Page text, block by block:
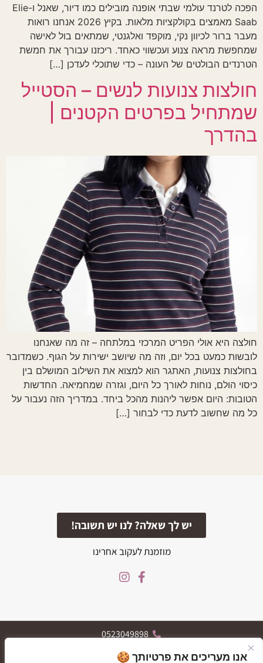
אנו מעריכים את פרטיותך 🍪
הפכה לטרנד עולמי שבתי אופנה מובילים כמו דיור, שאנל ו-Elie
Saab מאמצים בקולקציות מלאות. בקיץ 2026 אנחנו רואות
מעבר ברור לכיוון נקי, מוקפד ואלגנטי, שמתאים בול לאישה
שמחפשת מראה צנוע ועכשווי כאחד. ריכזנו עבורך את חמשת
הטרנדים הבולטים של העונה – כדי שתוכלי לעדכן […]
חולצות צנועות לנשים – הסטייל
שמתחיל בפרטים הקטנים |
בהדרך
חולצה היא אולי הפריט המרכזי במלתחה – זה מה שאנחנו
לובשות כמעט בכל יום, וזה מה שיושב ישירות על הגוף. כשמדובר
בחולצות צנועות, האתגר הוא למצוא את השילוב המושלם בין
כיסוי הולם, נוחות לאורך כל היום, וגזרה שמחמיאה. החדשות
הטובות: היום אפשר ליהנות מהכל ביחד. במדריך הזה נעבור על
כל מה שחשוב לדעת כדי לבחור […]
יש לך שאלה? לנו יש תשובה!
מוזמנת לעקוב אחרינו
0523049898
הרצל 119, רחובות